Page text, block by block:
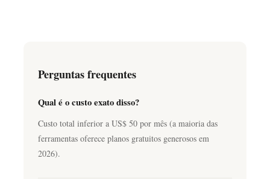
Perguntas frequentes
Qual é o custo exato disso?
Custo total inferior a US$ 50 por mês (a maioria das
ferramentas oferece planos gratuitos generosos em
2026).